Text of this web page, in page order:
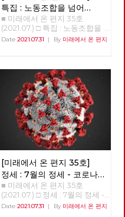
신을 보내 화국봉이 제창한 ‘두
개의 무릇’을 비판하였다. ‘두개
의 무릇’은 무릇 모주석의 방침
을 따르고 무릇 모주석의 뜻을
따른다는 것으로서 문화대혁명
공격 대상이 되었던 것이다. 등
소평은 두 개의 무릇은 교조주의
이며, 진리의 기준은 실천이라는
주장을 하였다. 진리표준 논쟁이
라 불리는 이 논쟁에서 화국봉은
등소평에게 패배했는데, 이는 교
조주의는 수정주의에 무력하다
는 것을 보여주는 것이었다. 이
후 등소평을 중심으로 하는 주자
은 수정주의 세력은 권력 전체를
장악하였고, 1978년 중국 공산
당 11기 3차 중앙위원회 전체회
의에서 현대화 노선 등 개혁, 개
방의 정책이 결정되어, 중국 사
회는 대전환의 길로 접어들었다.
특집 : 노동조합을 넘어
노동운동으로
■ 미래에서 온 편지 35호
(2021.07.) □ 특집 : 노동조합을
넘어 노동운동으로 강연 : 이영
기완 선생이다. 2008년 (내가)
서울구치소 출소 후 인사 드리러
갔을 때, "이제 노동이 사회변혁
의 중심에 서야 한다. 노동이 책
임을 다해야 한다." 라는 말씀을
하셨던 기억이다. 생각해보면 한
국 사회에서는 노동을 사회변혁
의 주체로 인정한 적이 없다. 노
동은 시민권도 획득하지 못했다.
이제는 그 말처럼, 노동이 주체
로서 사회변혁을 만들어내야 할
시기가 된 것이 아닌가. 노동자
가 시민의 자격, 한걸음 더 나가
사회변혁의 중심에서 노동자계
급의 투쟁을 만들어나가야 한다.
Date 2021.07.31 | By 미래에서 온 편지
[미래에서 온 편지 35호]
정세 : 7월의 정세 - 코로나
19 바이러스의 ‘기원’이
가리고 있는 것들
■ 미래에서 온 편지 35호
(2021.07.) □ 정세 : 7월의 정세 -
코로나 19 바이러스의 ‘기원’이
Date 2021.07.31 | By 미래에서 온 편지